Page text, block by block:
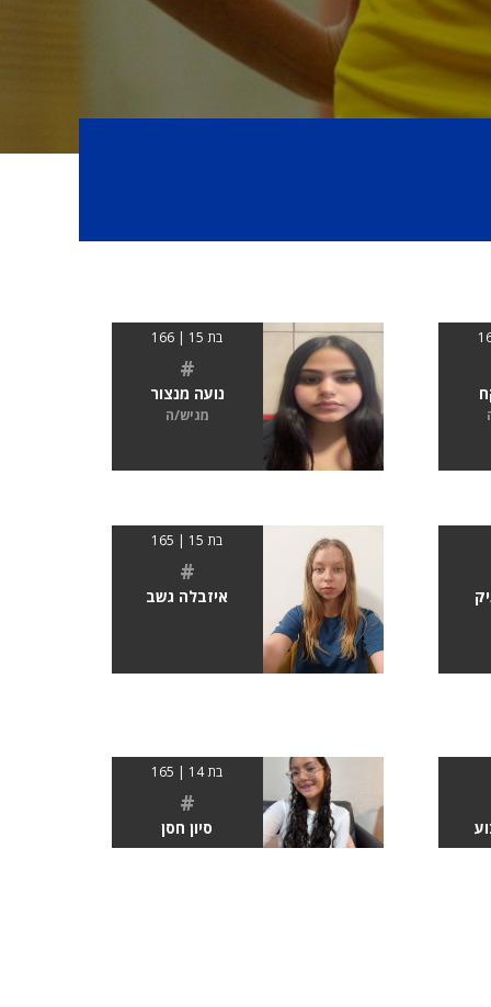
בת 15 | 166
#
נועה מנצור
מגיש/ה
בת 15 | 165
#
איזבלה גשב
בת 14 | 165
#
סיון חסן